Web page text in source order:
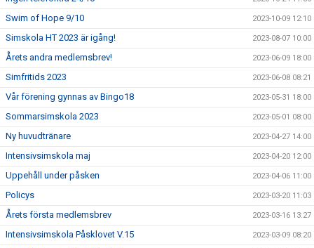
Swim of Hope 9/10 2023-10-09 12:10
Simskola HT 2023 är igång! 2023-08-07 10:00
Årets andra medlemsbrev! 2023-06-09 18:00
Simfritids 2023 2023-06-08 08:21
Vår förening gynnas av Bingo18 2023-05-31 18:00
Sommarsimskola 2023 2023-05-01 08:00
Ny huvudtränare 2023-04-27 14:00
Intensivsimskola maj 2023-04-20 12:00
Uppehåll under påsken 2023-04-06 11:00
Policys 2023-03-20 11:03
Årets första medlemsbrev 2023-03-16 13:27
Intensivsimskola Påsklovet V.15 2023-03-09 08:20